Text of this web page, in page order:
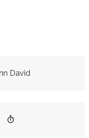
David